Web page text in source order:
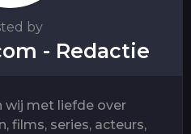
by
- Redactie
wij met liefde over
films, series, acteurs,